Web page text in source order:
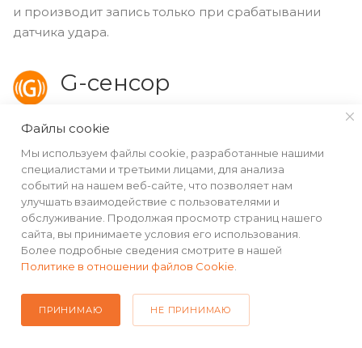
и производит запись только при срабатывании
датчика удара.
G-сенсор
Встроенный G-сенсор, позволяет устройству
в случае резкого манёвра, экстренного
торможения или удара.
Аккумулятор 500 мАч
Видеорегистратор оснащен аккумулятором с
ёмкостью 500 мАч, который обеспечивает до 20
минут работы устройства без внешнего питания.
Файлы cookie
Мы используем файлы cookie, разработанные нашими
специалистами и третьими лицами, для анализа
событий на нашем веб-сайте, что позволяет нам
улучшать взаимодействие с пользователями и
обслуживание. Продолжая просмотр страниц нашего
сайта, вы принимаете условия его использования.
Более подробные сведения смотрите в нашей
Политике в отношении файлов Cookie
ПРИНИМАЮ НЕ ПРИНИМАЮ